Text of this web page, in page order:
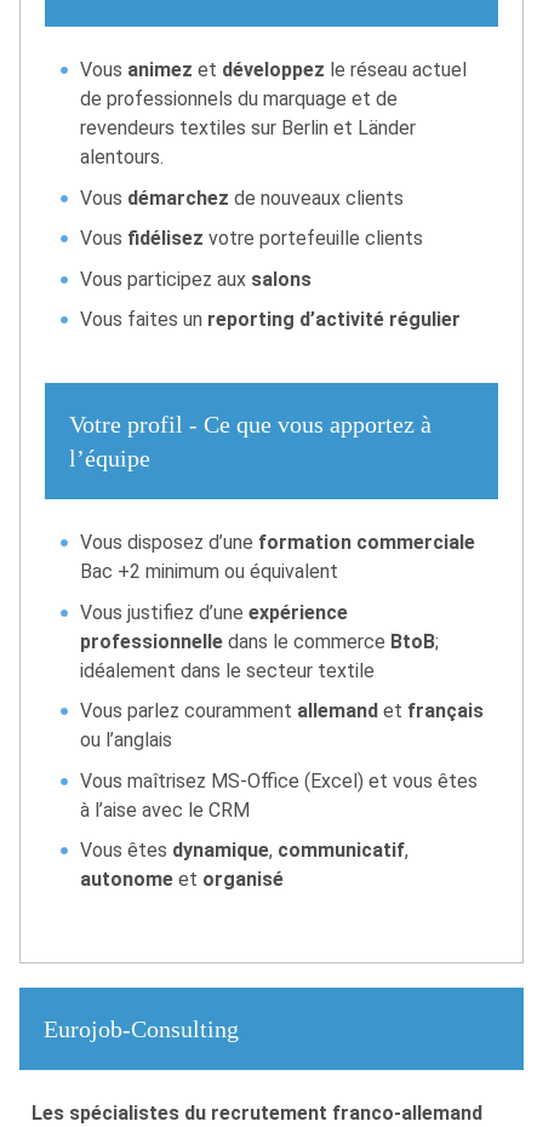
Vous animez et développez le réseau actuel
de professionnels du marquage et de
revendeurs textiles sur Berlin et Länder
alentours.
Vous démarchez de nouveaux clients
Vous fidélisez votre portefeuille clients
Vous participez aux salons
Vous faites un reporting d’activité régulier
Votre profil - Ce que vous apportez à
l’équipe
Vous disposez d’une formation commerciale
Bac +2 minimum ou équivalent
Vous justifiez d’uneexpérience
professionnelle dans le commerce BtoB;
idéalement dans le secteur textile
Vous parlez couramment allemand et français
ou l’anglais
Vous maîtrisez MS-Office (Excel) et vous êtes
à l’aise avec le CRM
Vous êtes dynamique, communicatif,
autonome et organisé
Eurojob-Consulting
Les spécialistes du recrutement franco-allemand